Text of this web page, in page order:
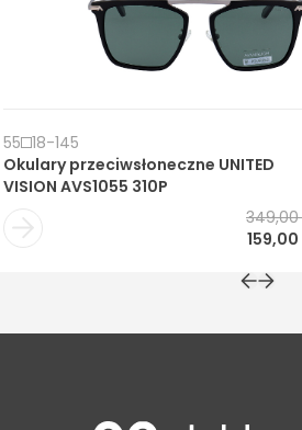
55 18-145
Okulary przeciwsłoneczne UNITED
VISION AVS1055 310P
349,00
159,00